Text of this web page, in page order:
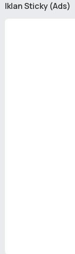
Iklan Sticky (Ads)